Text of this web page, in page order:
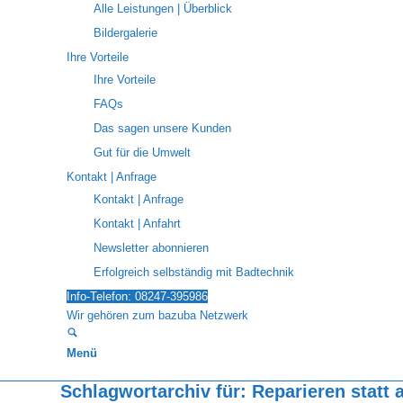
Alle Leistungen | Überblick
Bildergalerie
Ihre Vorteile
Ihre Vorteile
FAQs
Das sagen unsere Kunden
Gut für die Umwelt
Kontakt | Anfrage
Kontakt | Anfrage
Kontakt | Anfahrt
Newsletter abonnieren
Erfolgreich selbständig mit Badtechnik
Info-Telefon: 08247-395986
Wir gehören zum bazuba Netzwerk
Menü
Schlagwortarchiv für: Reparieren statt